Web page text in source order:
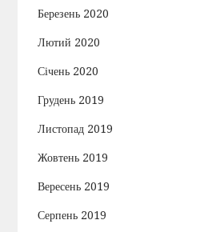
Березень 2020
Лютий 2020
Січень 2020
Грудень 2019
Листопад 2019
Жовтень 2019
Вересень 2019
Серпень 2019